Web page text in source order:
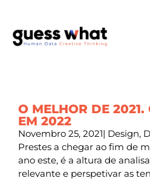
O MELHOR DE
EM 2022
Novembro 25, 2021| Design,
Prestes a chegar ao fim de
ano este, é a altura de
relevante e perspetivar as